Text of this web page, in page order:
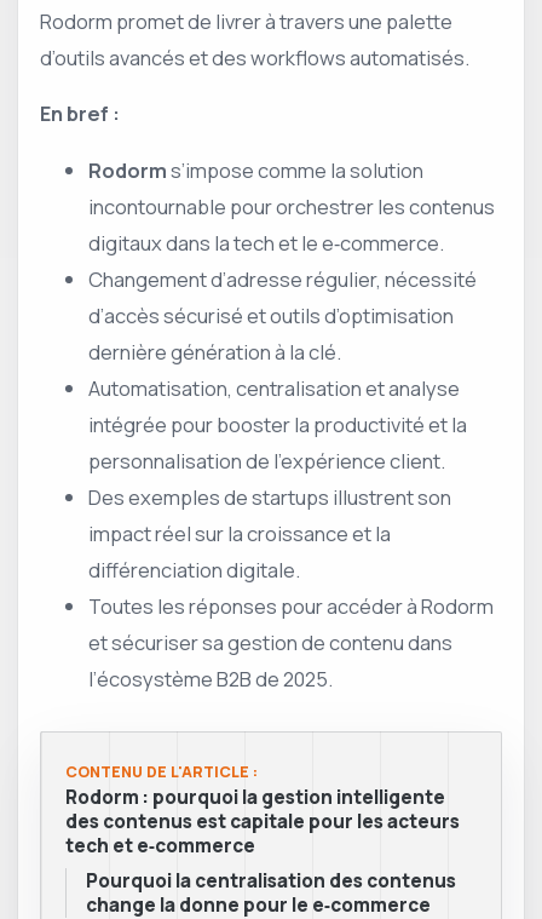
Rodorm promet de livrer à travers une palette
d’outils avancés et des workflows automatisés.
En bref :
Rodorms’impose comme la solution
incontournable pour orchestrer les contenus
digitaux dans la tech et le e‑commerce.
Changement d’adresse régulier, nécessité
d’accès sécurisé et outils d’optimisation
dernière génération à la clé.
Automatisation, centralisation et analyse
intégrée pour booster la productivité et la
personnalisation de l’expérience client.
Des exemples de startups illustrent son
impact réel sur la croissance et la
différenciation digitale.
Toutes les réponses pour accéder à Rodorm
et sécuriser sa gestion de contenu dans
l’écosystème B2B de 2025.
CONTENU DE L'ARTICLE :
Rodorm : pourquoi la gestion intelligente
des contenus est capitale pour les acteurs
tech et e‑commerce
Pourquoi la centralisation des contenus
change la donne pour le e‑commerce